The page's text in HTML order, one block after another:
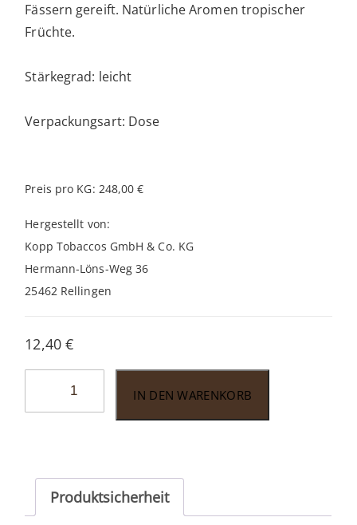
Fässern gereift. Natürliche Aromen tropischer
Früchte.
Stärkegrad: leicht
Verpackungsart: Dose
Preis pro KG: 248,00 €
Hergestellt von:
Kopp Tobaccos GmbH & Co. KG
Hermann-Löns-Weg 36
25462 Rellingen
12,40 €
50gr.
Menge
IN DEN WARENKORB
Produktsicherheit